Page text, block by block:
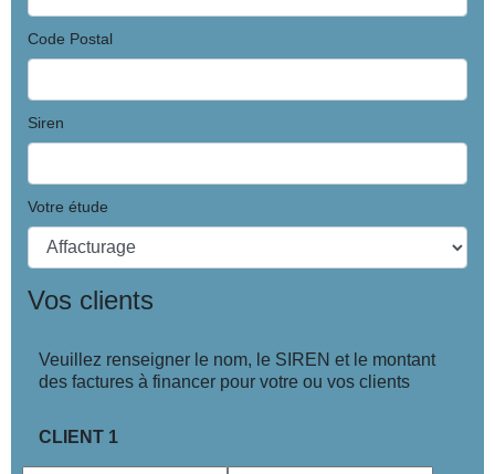
Code Postal
Siren
Votre étude
Vos clients
Veuillez renseigner le nom, le SIREN et le montant
des factures à financer pour votre ou vos clients
CLIENT 1